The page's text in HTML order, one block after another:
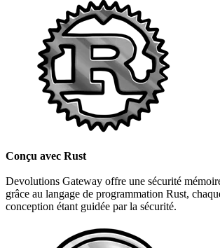
Conçu avec Rust
Devolutions Gateway offre une sécurité
grâce au langage de programmation Rust,
conception étant guidée par la sécurité.